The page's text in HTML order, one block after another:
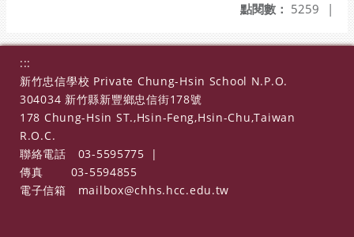
點閱數： 5259 |
:::
新竹忠信學校 Private Chung-Hsin School N.P.O.
304034 新竹縣新豐鄉忠信街178號
178 Chung-Hsin ST.,Hsin-Feng,Hsin-Chu,Taiwan
R.O.C.
聯絡電話
03-5595775
|
傳真
03-5594855
電子信箱
mailbox@chhs.hcc.edu.tw